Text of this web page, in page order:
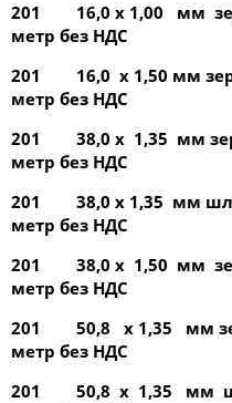
201 16,0 х 1,00
метр без НДС
201 16,0 х 1,50
метр без НДС
201 38,0 х 1,35
метр без НДС
201 38,0 х 1,35
метр без НДС
201 38,0 х 1,50
метр без НДС
201 50,8 х 1,35
метр без НДС
201 50,8 х 1,35